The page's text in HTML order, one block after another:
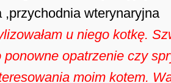
,przychodnia wterynaryjna
u niego kotkę.
ponowne opatrzenie czy
moim kotem.